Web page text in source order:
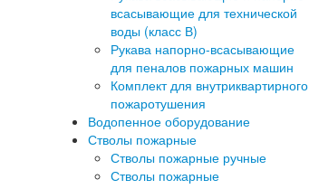
всасывающие для технической
воды (класс В)
Рукава напорно-всасывающие
для пеналов пожарных машин
Комплект для внутриквартирного
пожаротушения
Водопенное оборудование
Стволы пожарные
Стволы пожарные ручные
Стволы пожарные